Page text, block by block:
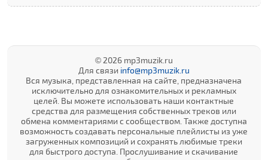
© 2026 mp3muzik.ru
Для связи info@mp3muzik.ru
Вся музыка, представленная на сайте, предназначена
исключительно для ознакомительных и рекламных
целей. Вы можете использовать наши контактные
средства для размещения собственных треков или
обмена комментариями с сообществом. Также доступна
возможность создавать персональные плейлисты из уже
загруженных композиций и сохранять любимые треки
для быстрого доступа. Прослушивание и скачивание